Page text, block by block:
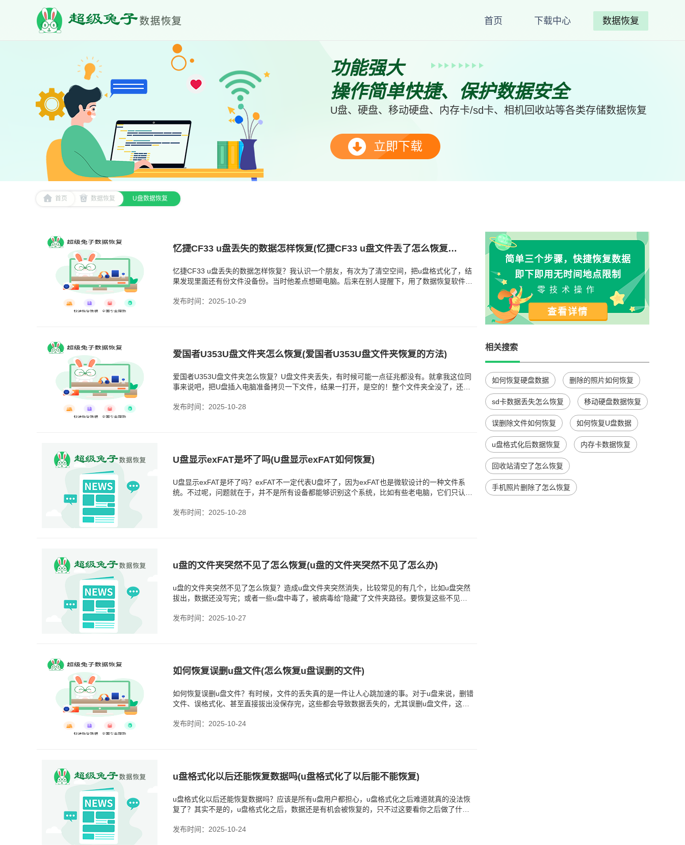
首页 下载中心 数据恢复
功能强大
操作简单快捷、保护数据安全
U盘、硬盘、移动硬盘、内存卡/sd卡、相机回收站等各类存储数据恢复
立即下载
首页 数据恢复 U盘数据恢复
忆捷CF33 u盘丢失的数据怎样恢复(忆捷CF33 u盘文件丢了怎么恢复数据)
忆捷CF33 u盘丢失的数据怎样恢复？我认识一个朋友，有次为了清空空间，把u盘格式化了，结
果发现里面还有份文件没备份。当时他差点想砸电脑。后来在别人提醒下，用了数据恢复软件才
发布时间：2025-10-29
爱国者U353U盘文件夹怎么恢复(爱国者U353U盘文件夹恢复的方法)
爱国者U353U盘文件夹怎么恢复？U盘文件夹丢失，有时候可能一点征兆都没有。就拿我这位同
事来说吧，把U盘插入电脑准备拷贝一下文件，结果一打开，是空的！整个文件夹全没了，还以
发布时间：2025-10-28
U盘显示exFAT是坏了吗(U盘显示exFAT如何恢复)
U盘显示exFAT是坏了吗？exFAT不一定代表U盘坏了，因为exFAT也是微软设计的一种文件系
统。不过呢，问题就在于，并不是所有设备都能够识别这个系统，比如有些老电脑，它们只认FA
发布时间：2025-10-28
u盘的文件夹突然不见了怎么恢复(u盘的文件夹突然不见了怎么办)
u盘的文件夹突然不见了怎么恢复？造成u盘文件夹突然消失，比较常见的有几个，比如u盘突然
拔出，数据还没写完；或者一些u盘中毒了，被病毒给“隐藏”了文件夹路径。要恢复这些不见的
发布时间：2025-10-27
如何恢复误删u盘文件(怎么恢复u盘误删的文件)
如何恢复误删u盘文件？有时候，文件的丢失真的是一件让人心跳加速的事。对于u盘来说，删错
文件、误格式化、甚至直接拔出没保存完，这些都会导致数据丢失的，尤其误删u盘文件，这个
发布时间：2025-10-24
u盘格式化以后还能恢复数据吗(u盘格式化了以后能不能恢复)
u盘格式化以后还能恢复数据吗？应该是所有u盘用户都担心，u盘格式化之后难道就真的没法恢
复了？其实不是的，u盘格式化之后，数据还是有机会被恢复的，只不过这要看你之后做了什
发布时间：2025-10-24
简单三个步骤，快捷恢复数据
即下即用无时间地点限制
零技术操作
查看详情
相关搜索
如何恢复硬盘数据 删除的照片如何恢复
sd卡数据丢失怎么恢复 移动硬盘数据恢复
误删除文件如何恢复 如何恢复U盘数据
u盘格式化后数据恢复 内存卡数据恢复
回收站清空了怎么恢复
手机照片删除了怎么恢复